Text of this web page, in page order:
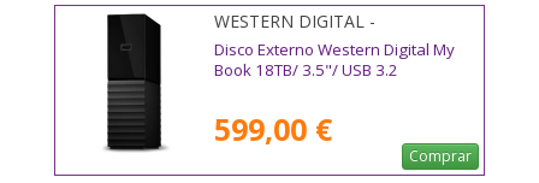
WESTERN DIGITAL -
WDBBGB0180HBK-EESN
Disco Externo Western Digital My
Book 18TB/ 3.5"/ USB 3.2
599,00 €
Comprar